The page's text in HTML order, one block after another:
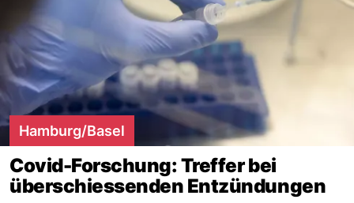
Hamburg/Basel
Covid-Forschung: Treffer bei
überschiessenden Entzündungen